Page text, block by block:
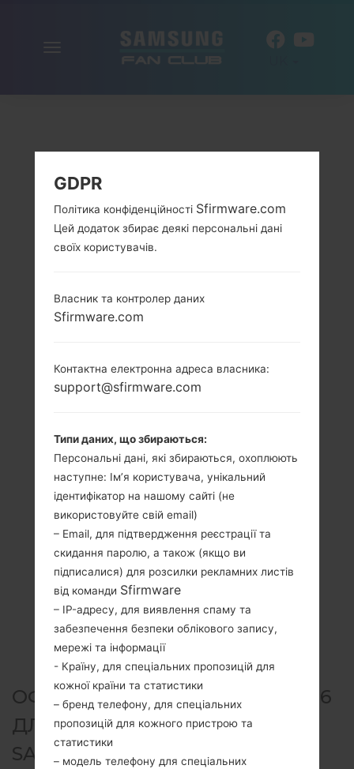
ОФІЦІЙНА ПРОШИВКА #25326
ДЛЯ GT-S7560M -
SAMSUNGGALAXY TREND
GDPR
Політика конфіденційності Sfirmware.com
Цей додаток збирає деякі персональні дані
своїх користувачів.
Власник та контролер даних
Sfirmware.com
Контактна електронна адреса власника:
support@sfirmware.com
Типи даних, що збираються:
Персональні дані, які збираються, охоплюють
наступне: Ім’я користувача, унікальний
ідентифікатор на нашому сайті (не
використовуйте свій email)
– Email, для підтвердження реєстрації та
скидання паролю, а також (якщо ви
підписалися) для розсилки рекламних листів
від команди Sfirmware
– IP-адресу, для виявлення спаму та
забезпечення безпеки облікового запису,
мережі та інформації
- Країну, для спеціальних пропозицій для
кожної країни та статистики
– бренд телефону, для спеціальних
пропозицій для кожного пристрою та
статистики
– модель телефону для спеціальних